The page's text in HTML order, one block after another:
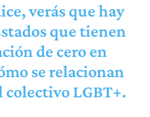
verás que hay
que tienen
de cero en
se relacionan
colectivo LGBT+.